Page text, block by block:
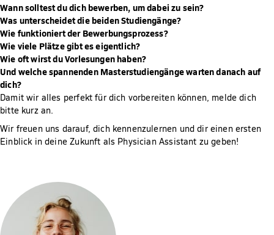
Wann solltest du dich bewerben, um dabei zu sein?
Was unterscheidet die beiden Studiengänge?
Wie funktioniert der Bewerbungsprozess?
Wie viele Plätze gibt es eigentlich?
Wie oft wirst du Vorlesungen haben?
Und welche spannenden Masterstudiengänge warten danach auf
dich?
Damit wir alles perfekt für dich vorbereiten können, melde dich
bitte kurz an.
Wir freuen uns darauf, dich kennenzulernen und dir einen ersten
Einblick in deine Zukunft als Physician Assistant zu geben!